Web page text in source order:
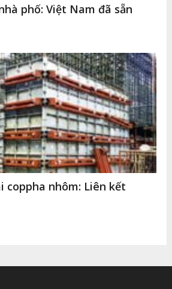
phố: Việt Nam đã sẵn
coppha nhôm: Liên kết